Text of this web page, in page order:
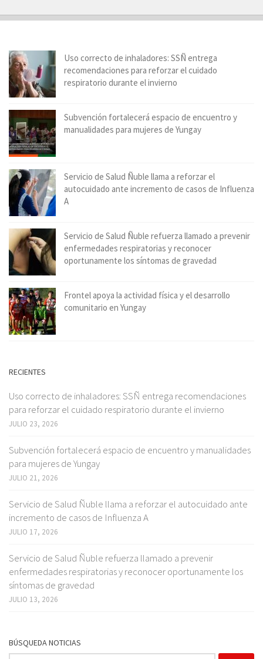
Uso correcto de inhaladores: SSÑ entrega
recomendaciones para reforzar el cuidado
respiratorio durante el invierno
Subvención fortalecerá espacio de encuentro y
manualidades para mujeres de Yungay
Servicio de Salud Ñuble llama a reforzar el
autocuidado ante incremento de casos de Influenza
A
Servicio de Salud Ñuble refuerza llamado a prevenir
enfermedades respiratorias y reconocer
oportunamente los síntomas de gravedad
Frontel apoya la actividad física y el desarrollo
comunitario en Yungay
RECIENTES
Uso correcto de inhaladores: SSÑ entrega recomendaciones
para reforzar el cuidado respiratorio durante el invierno
JULIO 23, 2026
Subvención fortalecerá espacio de encuentro y manualidades
para mujeres de Yungay
JULIO 21, 2026
Servicio de Salud Ñuble llama a reforzar el autocuidado ante
incremento de casos de Influenza A
JULIO 17, 2026
Servicio de Salud Ñuble refuerza llamado a prevenir
enfermedades respiratorias y reconocer oportunamente los
síntomas de gravedad
JULIO 13, 2026
BÚSQUEDA NOTICIAS